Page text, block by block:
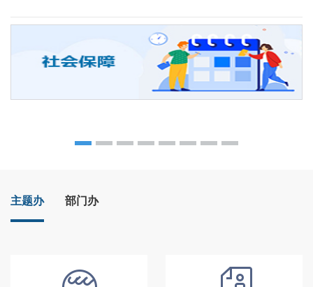
主题办 部门办